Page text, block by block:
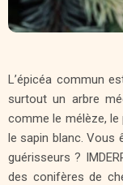
L’épicéa commun
surtout un arbre
comme le mélèze, le
le sapin blanc. Vous
guérisseurs ?
des conifères de